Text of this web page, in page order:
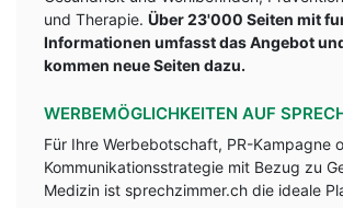
und Therapie. Über 23'000 Seiten mit
Informationen umfasst das Angebot
kommen neue Seiten dazu.
WERBEMÖGLICHKEITEN AUF
Für Ihre Werbebotschaft, PR-Kampagne
Kommunikationsstrategie mit Bezug zu
Medizin ist sprechzimmer.ch die ideale